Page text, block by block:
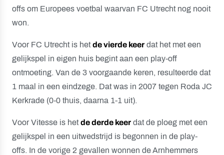
offs om Europees voetbal waarvan FC Utrecht nog nooit
won.
Voor FC Utrecht is hetde vierde keer dat het met een
gelijkspel in eigen huis begint aan een play-off
ontmoeting. Van de 3 voorgaande keren, resulteerde dat
1 maal in een eindzege. Dat was in 2007 tegen Roda JC
Kerkrade (0-0 thuis, daarna 1-1 uit).
Voor Vitesse is hetde derde keer dat de ploeg met een
gelijkspel in een uitwedstrijd is begonnen in de play-
offs. In de vorige 2 gevallen wonnen de Arnhemmers